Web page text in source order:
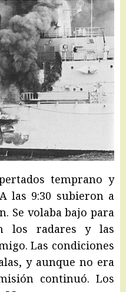
temprano y
las 9:30 subieron a
Se volaba bajo para
los radares y las
Las condiciones
, y aunque no era
continuó. Los